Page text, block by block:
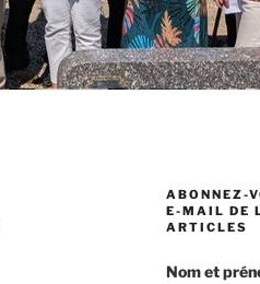
ABONNEZ-
E-MAIL DE
ARTICLES
Nom et